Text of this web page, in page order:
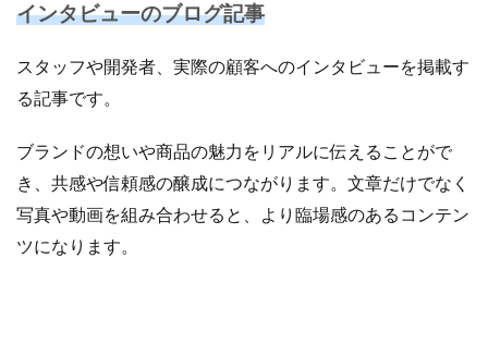
インタビューのブログ記事
スタッフや開発者、実際の顧客へのインタビューを掲載す
る記事です。
ブランドの想いや商品の魅力をリアルに伝えることがで
き、共感や信頼感の醸成につながります。文章だけでなく
写真や動画を組み合わせると、より臨場感のあるコンテン
ツになります。